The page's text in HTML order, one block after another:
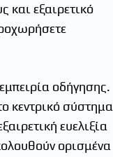
και εξαιρετικό
οδήγησης.
κεντρικό σύστημα
ευελιξία
ορισμένα